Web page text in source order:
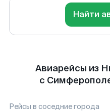
Найти
Авиарейсы из
с
Рейсы в соседние города